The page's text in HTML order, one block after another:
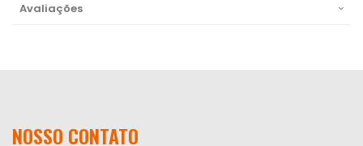
Avaliações
NOSSO CONTATO